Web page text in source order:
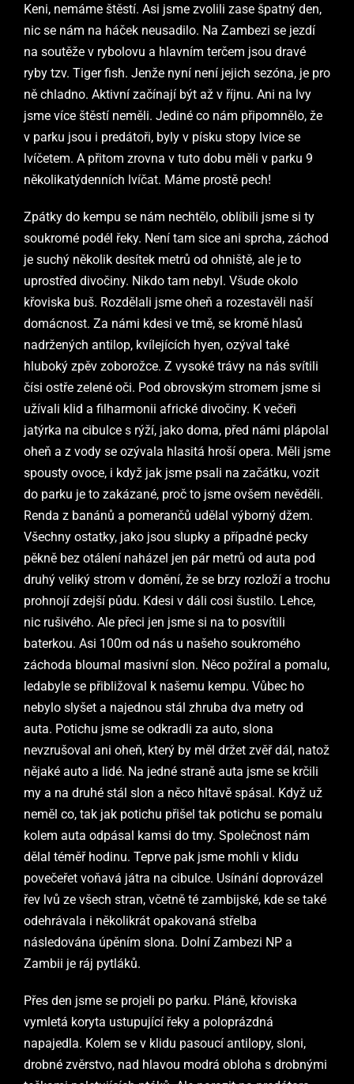
Keni, nemáme štěstí. Asi jsme zvolili zase špatný den,
nic se nám na háček neusadilo. Na Zambezi se jezdí
na soutěže v rybolovu a hlavním terčem jsou dravé
ryby tzv. Tiger fish. Jenže nyní není jejich sezóna, je pro
ně chladno. Aktivní začínají být až v říjnu. Ani na lvy
jsme více štěstí neměli. Jediné co nám připomnělo, že
v parku jsou i predátoři, byly v písku stopy lvice se
lvíčetem. A přitom zrovna v tuto dobu měli v parku 9
několikatýdenních lvíčat. Máme prostě pech!
Zpátky do kempu se nám nechtělo, oblíbili jsme si ty
soukromé podél řeky. Není tam sice ani sprcha, záchod
je suchý několik desítek metrů od ohniště, ale je to
uprostřed divočiny. Nikdo tam nebyl. Všude okolo
křoviska buš. Rozdělali jsme oheň a rozestavěli naší
domácnost. Za námi kdesi ve tmě, se kromě hlasů
nadržených antilop, kvílejících hyen, ozýval také
hluboký zpěv zoborožce. Z vysoké trávy na nás svítili
čísi ostře zelené oči. Pod obrovským stromem jsme si
užívali klid a filharmonii africké divočiny. K večeři
jatýrka na cibulce s rýží, jako doma, před námi plápolal
oheň a z vody se ozývala hlasitá hroší opera. Měli jsme
spousty ovoce, i když jak jsme psali na začátku, vozit
do parku je to zakázané, proč to jsme ovšem nevěděli.
Renda z banánů a pomerančů udělal výborný džem.
Všechny ostatky, jako jsou slupky a případné pecky
pěkně bez otálení naházel jen pár metrů od auta pod
druhý veliký strom v domění, že se brzy rozloží a trochu
prohnojí zdejší půdu. Kdesi v dáli cosi šustilo. Lehce,
nic rušivého. Ale přeci jen jsme si na to posvítili
baterkou. Asi 100m od nás u našeho soukromého
záchoda bloumal masivní slon. Něco požíral a pomalu,
ledabyle se přibližoval k našemu kempu. Vůbec ho
nebylo slyšet a najednou stál zhruba dva metry od
auta. Potichu jsme se odkradli za auto, slona
nevzrušoval ani oheň, který by měl držet zvěř dál, natož
nějaké auto a lidé. Na jedné straně auta jsme se krčili
my a na druhé stál slon a něco hltavě spásal. Když už
neměl co, tak jak potichu přišel tak potichu se pomalu
kolem auta odpásal kamsi do tmy. Společnost nám
dělal téměř hodinu. Teprve pak jsme mohli v klidu
povečeřet voňavá játra na cibulce. Usínání doprovázel
řev lvů ze všech stran, včetně té zambijské, kde se také
odehrávala i několikrát opakovaná střelba
následována úpěním slona. Dolní Zambezi NP a
Zambii je ráj pytláků.
Přes den jsme se projeli po parku. Pláně, křoviska
vymletá koryta ustupující řeky a poloprázdná
napajedla. Kolem se v klidu pasoucí antilopy, sloni,
drobné zvěrstvo, nad hlavou modrá obloha s drobnými